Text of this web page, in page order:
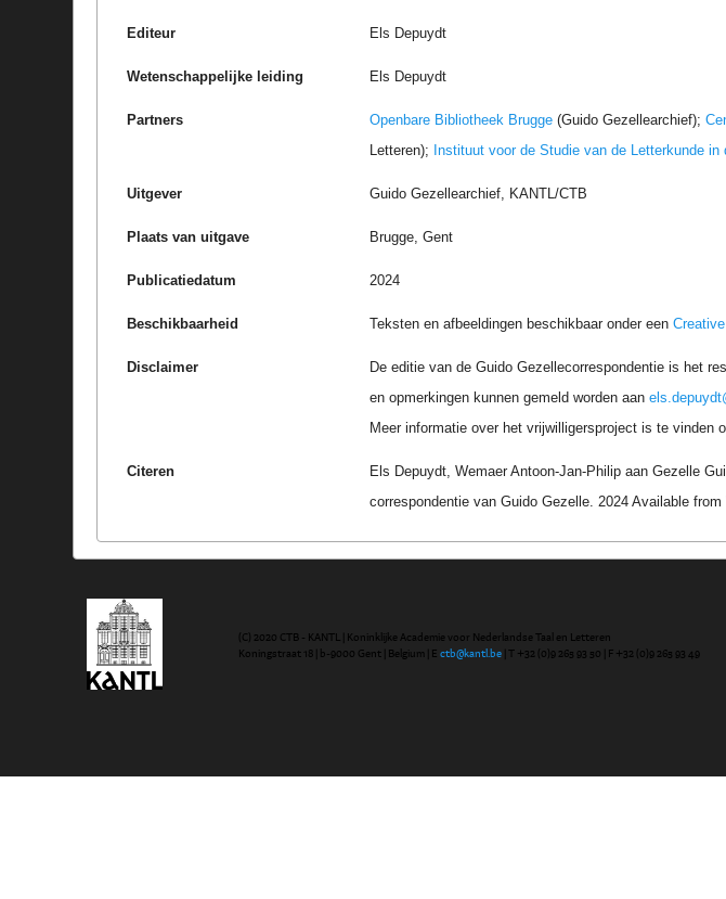
Editeur Els Depuydt
Wetenschappelijke leiding Els Depuydt
Partners Openbare Bibliotheek Brugge (Guido Gezellearchief);
Letteren); Instituut voor de Studie van de Letterkunde in
Uitgever Guido Gezellearchief, KANTL/CTB
Plaats van uitgave Brugge, Gent
Publicatiedatum 2024
Beschikbaarheid Teksten en afbeeldingen beschikbaar onder een
Disclaimer
De editie van de Guido Gezellecorrespondentie is het
en opmerkingen kunnen gemeld worden aan
Meer informatie over het vrijwilligersproject is te vinden
Citeren
Els Depuydt, Wemaer Antoon-Jan-Philip aan Gezelle
correspondentie van Guido Gezelle. 2024 Available from
(C) 2020 CTB - KANTL | Koninklijke Academie voor Nederlandse Taal en Letteren
Koningstraat 18 | b-9000 Gent | Belgium | Ectb@kantl.be | T +32 (0)9 265 93 50 | F +32 (0)9 265 93 49